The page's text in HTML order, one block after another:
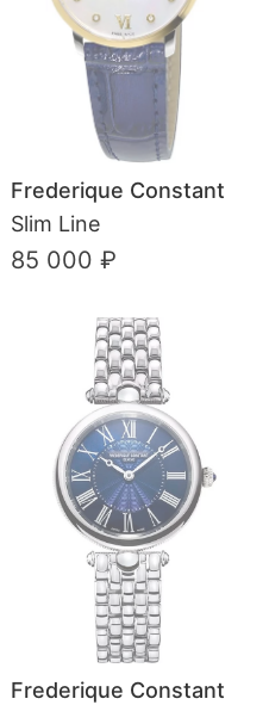
Frederique Constant
Slim Line
85 000 ₽
Frederique Constant